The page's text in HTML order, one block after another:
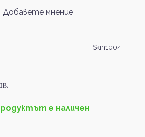
Добавете мнение
Skin1004
е наличен